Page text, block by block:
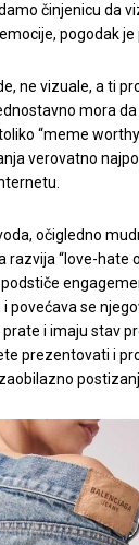
činjenicu da
pogodak je
ne vizuale, a ti
mora
“meme
verovatno
očigledno
“love-hate
povećava se
i imaju stav
prezentovati i